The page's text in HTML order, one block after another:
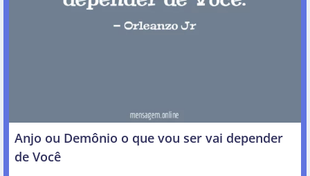
Anjo ou Demônio o que vou ser vai depender
de Você